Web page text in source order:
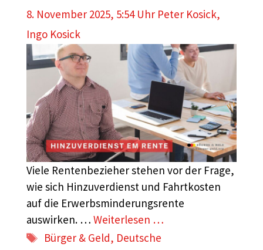
8. November 2025, 5:54 Uhr Peter Kosick,
Ingo Kosick
Viele Rentenbezieher stehen vor der Frage,
wie sich Hinzuverdienst und Fahrtkosten
auf die Erwerbsminderungsrente
auswirken. … Weiterlesen …
Schlagwörter
Bürger & Geld, Deutsche